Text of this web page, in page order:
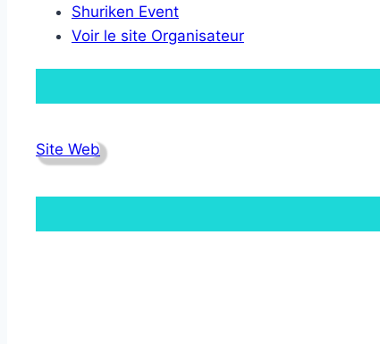
Shuriken Event
Voir le site Organisateur
Site Web